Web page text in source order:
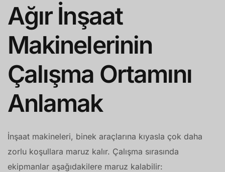
Ağır İnşaat
Makinelerinin
Çalışma Ortamını
Anlamak
İnşaat makineleri, binek araçlarına kıyasla çok daha
zorlu koşullara maruz kalır. Çalışma sırasında
ekipmanlar aşağıdakilere maruz kalabilir: